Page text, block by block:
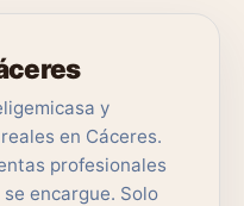
y
en Cáceres.
profesionales
encargue. Solo